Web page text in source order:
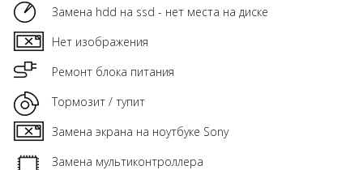
Замена hdd на ssd - нет места на диске
Нет изображения
Ремонт блока питания
Тормозит / тупит
Замена экрана на ноутбуке Sony
Замена мультиконтроллера